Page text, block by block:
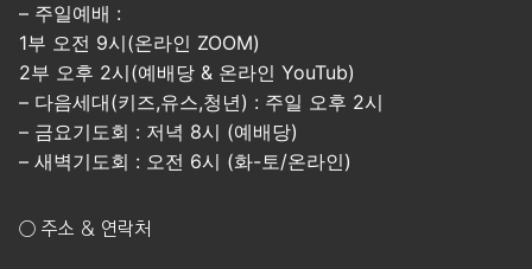
– 주일예배 :
1부 오전 9시(온라인 ZOOM)
2부 오후 2시(예배당 & 온라인 YouTub)
– 다음세대(키즈,유스,청년) : 주일 오후 2시
– 금요기도회 : 저녁 8시 (예배당)
– 새벽기도회 : 오전 6시 (화-토/온라인)
○ 주소 & 연락처